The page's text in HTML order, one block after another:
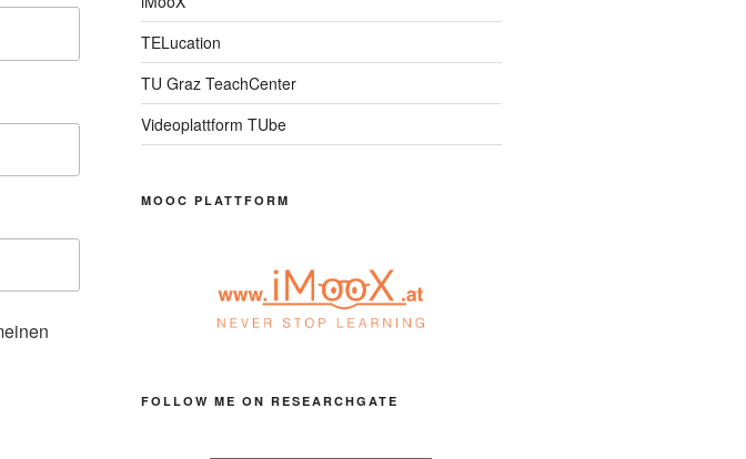
TELucation
TU Graz TeachCenter
Videoplattform TUbe
MOOC PLATTFORM
FOLLOW ME ON RESEARCHGATE